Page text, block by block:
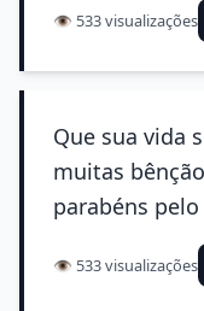
👁️ 533 visualizações
Que sua vida
muitas
parabéns
👁️ 533 visualizações